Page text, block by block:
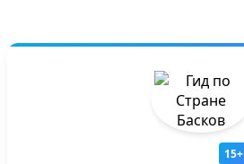
15+